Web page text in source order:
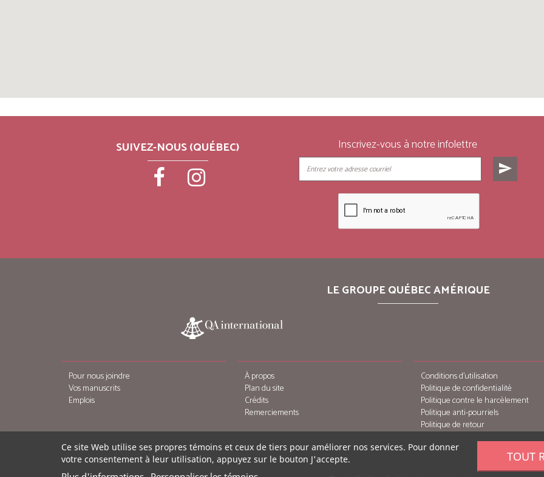
SUIVEZ-NOUS (QUÉBEC) Inscrivez-vous à notre infolettre
send
LE GROUPE QUÉBEC AMÉRIQUE
Pour nous joindre
Vos manuscrits
Emplois
À propos
Plan du site
Crédits
Remerciements
Conditions d’utilisation
Politique de confidentialité
Politique contre le harcèlement
Politique anti-pourriels
Politique de retour
Ce site Web utilise ses propres témoins et ceux de tiers pour améliorer nos services. Pour donner
votre consentement à leur utilisation, appuyez sur le bouton J'accepte.
TOUT